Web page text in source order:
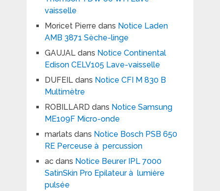
vaisselle
Moricet Pierre dans Notice Laden
AMB 3871 Sèche-linge
GAUJALdans Notice Continental
Edison CELV105 Lave-vaisselle
DUFEILdans Notice CFI M 830 B
Multimètre
ROBILLARD dans Notice Samsung
ME109F Micro-onde
marlats dans Notice Bosch PSB 650
RE Perceuse à percussion
acdans Notice Beurer IPL 7000
SatinSkin Pro Epilateur à lumière
pulsée